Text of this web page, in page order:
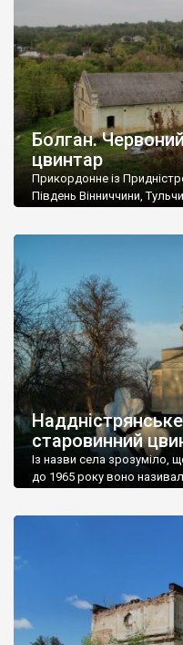
Болган.
цвинтар
Прикордонне із
Південь Вінниччини,
старовинний цвинтар із
збереглися, написані
мовою. За всіма
український. Хрести
роках Болган […]
старовинний
Із назви села зрозуміло,
до 1965 року воно
Наддністрянське
сіл. У селі є мурована